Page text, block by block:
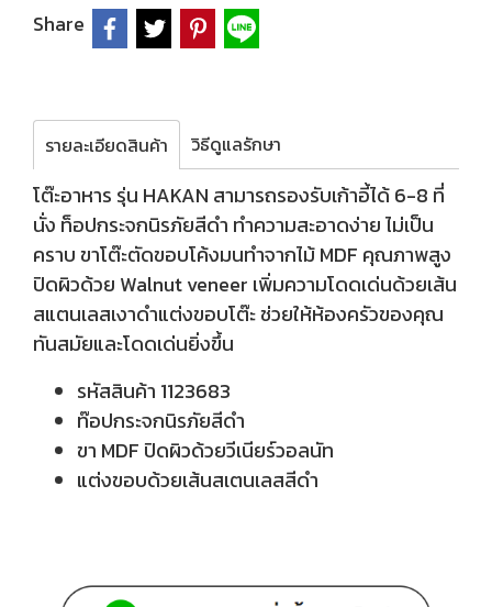
Share
รายละเอียดสินค้า วิธีดูแลรักษา
โต๊ะอาหาร รุ่น HAKAN สามารถรองรับเก้าอี้ได้ 6-8 ที่
นั่ง ท็อปกระจกนิรภัยสีดำ ทำความสะอาดง่าย ไม่เป็น
คราบ ขาโต๊ะตัดขอบโค้งมนทำจากไม้ MDF คุณภาพสูง
ปิดผิวด้วย Walnut veneer เพิ่มความโดดเด่นด้วยเส้น
สแตนเลสเงาดำแต่งขอบโต๊ะ ช่วยให้ห้องครัวของคุณ
ทันสมัยและโดดเด่นยิ่งขึ้น
รหัสสินค้า 1123683
ท๊อปกระจกนิรภัยสีดำ
ขา MDF ปิดผิวด้วยวีเนียร์วอลนัท
แต่งขอบด้วยเส้นสเตนเลสสีดำ